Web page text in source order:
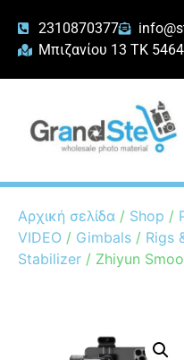
2310870377
Μπιζανίου 13 ΤΚ
Αρχική σελίδα / Shop /
VIDEO / Gimbals / Rigs
Stabilizer / Zhiyun